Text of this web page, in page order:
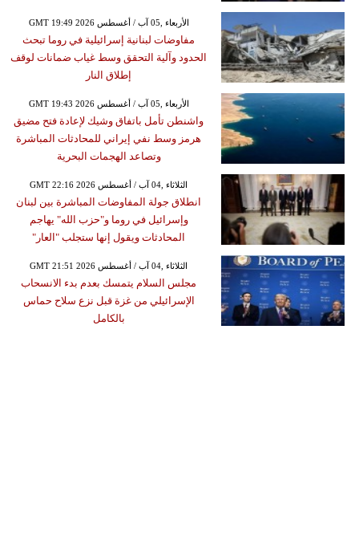
GMT 19:49 2026 الأربعاء ,05 آب / أغسطس
مفاوضات لبنانية إسرائيلية في روما تبحث
الحدود وآلية التحقق وسط غياب ضمانات لوقف
إطلاق النار
GMT 19:43 2026 الأربعاء ,05 آب / أغسطس
واشنطن تأمل باتفاق وشيك لإعادة فتح مضيق
هرمز وسط نفي إيراني للمحادثات المباشرة
وتصاعد الهجمات البحرية
GMT 22:16 2026 الثلاثاء ,04 آب / أغسطس
انطلاق جولة المفاوضات المباشرة بين لبنان
وإسرائيل في روما و"حزب الله" يهاجم
المحادثات ويقول إنها ستجلب "العار"
GMT 21:51 2026 الثلاثاء ,04 آب / أغسطس
مجلس السلام يتمسك بعدم بدء الانسحاب
الإسرائيلي من غزة قبل نزع سلاح حماس
بالكامل